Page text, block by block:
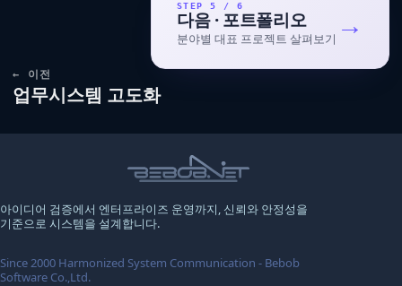
← 이전
업무시스템 고도화
STEP 5 / 6
다음 · 포트폴리오
분야별 대표 프로젝트 살펴보기 →
아이디어 검증에서 엔터프라이즈 운영까지, 신뢰와 안정성을
기준으로 시스템을 설계합니다.
Since 2000 Harmonized System Communication - Bebob
Software Co.,Ltd.